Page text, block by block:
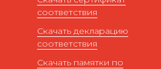
соответствия
Скачать декларацию
соответствия
Скачать памятки по